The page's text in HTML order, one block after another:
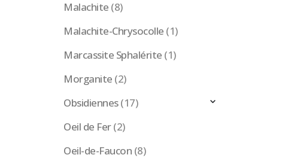
Malachite (8)
Malachite-Chrysocolle (1)
Marcassite Sphalérite (1)
Morganite (2)
Obsidiennes(17)
Oeil de Fer(2)
Oeil-de-Faucon (8)